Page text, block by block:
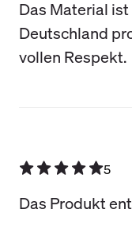
Das Material
Deutschland
vollen Respekt.
5
Das Produkt